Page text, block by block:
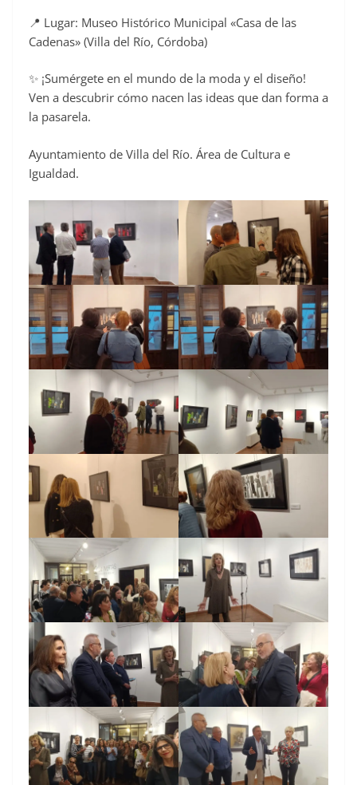
📍 Lugar: Museo Histórico Municipal «Casa de las
Cadenas» (Villa del Río, Córdoba)
✨ ¡Sumérgete en el mundo de la moda y el diseño!
Ven a descubrir cómo nacen las ideas que dan forma a
la pasarela.
Ayuntamiento de Villa del Río. Área de Cultura e
Igualdad.